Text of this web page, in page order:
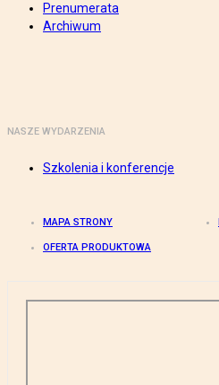
Prenumerata
Archiwum
NASZE WYDARZENIA
Szkolenia i konferencje
MAPA STRONY
OFERTA PRODUKTOWA